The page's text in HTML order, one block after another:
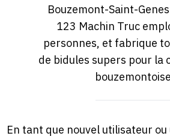
Bouzemont-Saint-
123 Machin Truc
personnes, et fabrique
de bidules supers pour la
En tant que nouvel utilisateur